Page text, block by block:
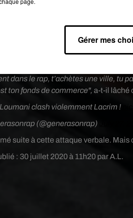
: 30 juillet 2020 à 11h20 par A.L.
Mohammed Loumani
s'attaquer à Lacrim dans une
Julien Doré Paris-Seychelles, la
la guerre, la mort", a-t-il balancé.
barrent du rap. Déjà parce qu’ils
dans le rap, t’achètes une ville, tu
ton fonds de commerce",a-t-il lâché
clash violemment Lacrim !
(@generasonrap)
suite à cette attaque verbale. Mais
Gérer mes